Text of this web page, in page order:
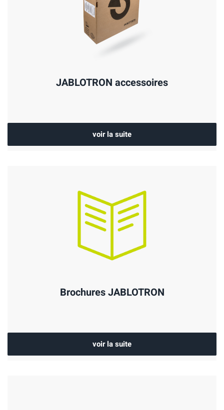
JABLOTRON accessoires
voir la suite
Brochures JABLOTRON
voir la suite